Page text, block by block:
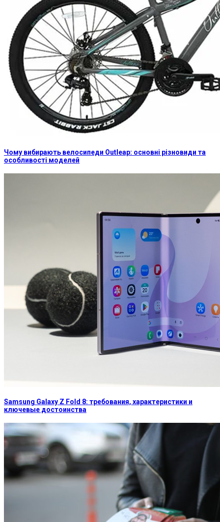
Чому вибирають велосипеди Outleap: основні різновиди та
особливості моделей
Samsung Galaxy Z Fold 8: требования, характеристики и
ключевые достоинства